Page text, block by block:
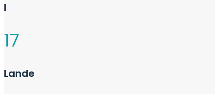
I
17
Lande